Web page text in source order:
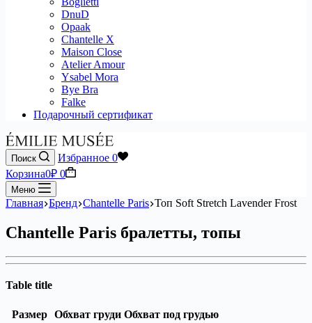
DnuD
Opaak
Chantelle X
Maison Close
Atelier Amour
Ysabel Mora
Bye Bra
Falke
Подарочный сертификат
Поиск Избранное 0
Корзина0₽ 0
Меню
Главная Бренд Chantelle Paris Топ Soft Stretch Lavender Frost
Chantelle Paris бралетты, топы
Table title
Размер Обхват груди Обхват под грудью